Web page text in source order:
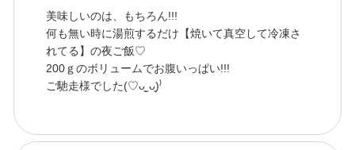
美味しいのは、もちろん!!!
何も無い時に湯煎するだけ【焼いて真空して冷凍さ
れてる】の夜ご飯♡
200ｇのボリュームでお腹いっぱい!!!
ご馳走様でした(♡ᴗ͈ˬᴗ͈)⁾